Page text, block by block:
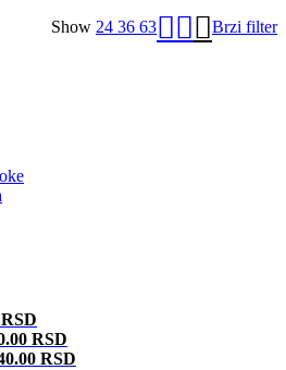
Show 24 36 63 Brzi filter
RSD
RSD
RSD